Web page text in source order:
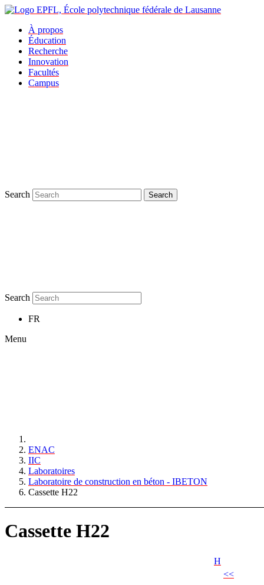
À propos
Éducation
Recherche
Innovation
Facultés
Campus
Search Search
Search
FR
Menu
ENAC
IIC
Laboratoires
Laboratoire de construction en béton - IBETON
Cassette H22
Cassette H22
H
<<